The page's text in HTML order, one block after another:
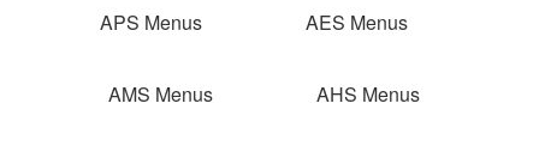
APS Menus AES Menus
AMS Menus AHS Menus